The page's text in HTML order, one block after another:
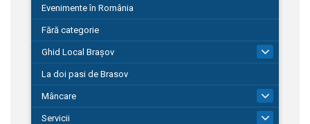
Evenimente în România
Fără categorie
Ghid Local Brașov
La doi pasi de Brasov
Mâncare
Servicii